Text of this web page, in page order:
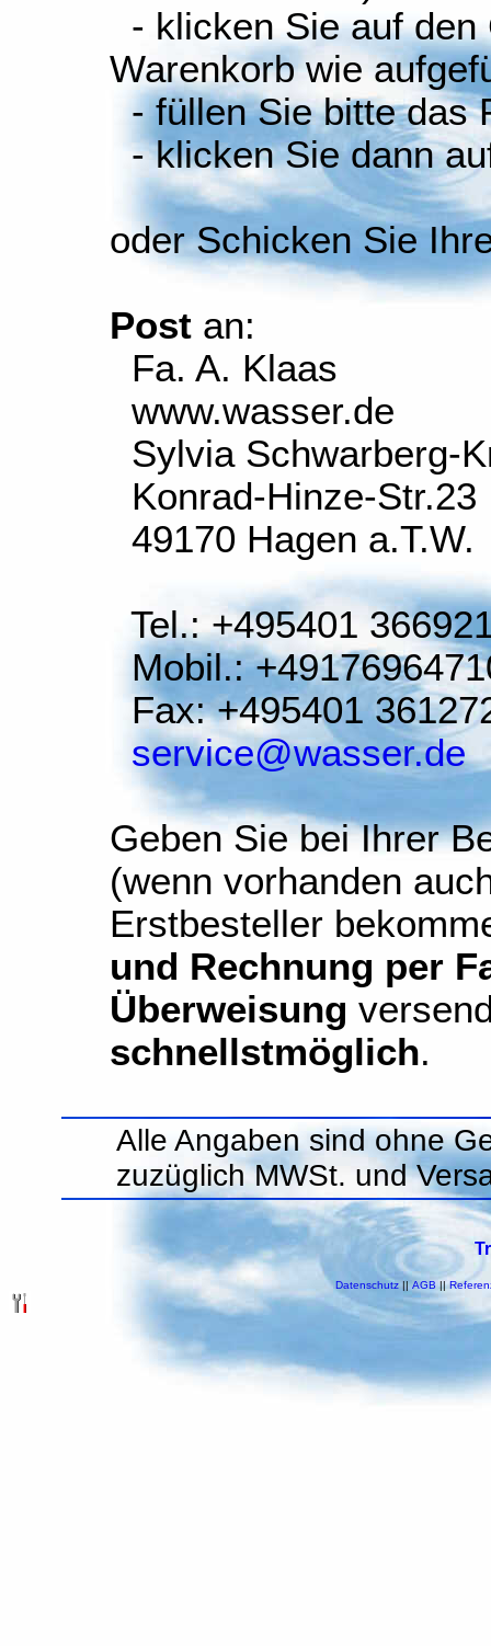
- klicken Sie auf
Warenkorb wie
- füllen Sie bitte das
- klicken Sie dann
oder Schicken Sie
Postan:
Fa. A. Klaas
www.wasser.de
Sylvia Schwarberg-
Konrad-Hinze-Str.23
49170 Hagen a.T.W.
Tel.: +495401
Mobil.:
Fax: +495401
service@wasser.de
Geben Sie bei Ihrer
(wenn vorhanden
Erstbesteller
und Rechnung per
Überweisung
schnellstmöglich.
Alle Angaben sind ohne
zuzüglich MWSt. und
Datenschutz||AGB||